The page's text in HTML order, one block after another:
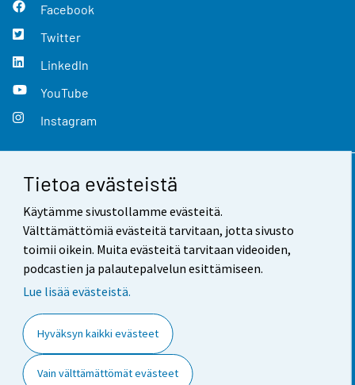
Tietoa evästeistä
Käytämme sivustollamme evästeitä.
Välttämättömiä evästeitä tarvitaan, jotta sivusto
toimii oikein. Muita evästeitä tarvitaan videoiden,
podcastien ja palautepalvelun esittämiseen.
Lue lisää evästeistä.
Hyväksyn kaikki evästeet
Vain välttämättömät evästeet
Facebook
Twitter
LinkedIn
YouTube
Instagram
Yhteystiedot
Palaute
Käyttöehdot
Saavutettavuus
Tietoa sivustosta
Evästeasetukset